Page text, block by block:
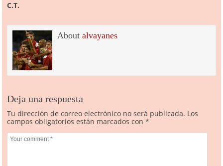
C.T.
About alvayanes
Deja una respuesta
Tu dirección de correo electrónico no será publicada. Los
campos obligatorios están marcados con *